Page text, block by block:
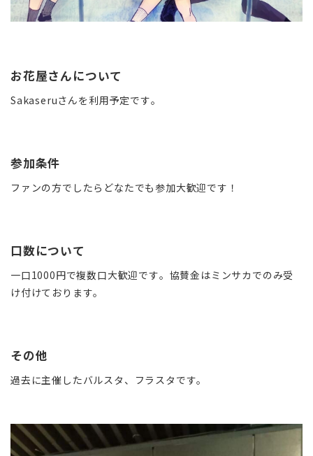
お花屋さんについて
Sakaseruさんを利用予定です。
参加条件
ファンの方でしたらどなたでも参加大歓迎です！
口数について
一口1000円で複数口大歓迎です。協賛金はミンサカでのみ受
け付けております。
その他
過去に主催したバルスタ、フラスタです。